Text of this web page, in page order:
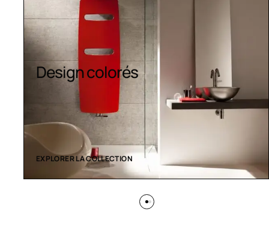
Design colorés
EXPLORER LA COLLECTION